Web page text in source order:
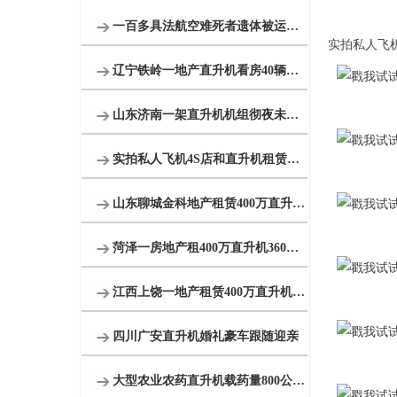
一百多具法航空难死者遗体被运回法国
辽宁铁岭一地产直升机看房40辆宝马劳斯莱斯跟随
山东济南一架直升机机组彻夜未眠防治美国白蛾
实拍私人飞机4S店和直升机租赁展厅
山东聊城金科地产租赁400万直升机空中看房
菏泽一房地产租400万直升机360度空中看房
江西上饶一地产租赁400万直升机空中看房
四川广安直升机婚礼豪车跟随迎亲
大型农业农药直升机载药量800公斤每天农林喷洒达18万亩
实拍私人飞